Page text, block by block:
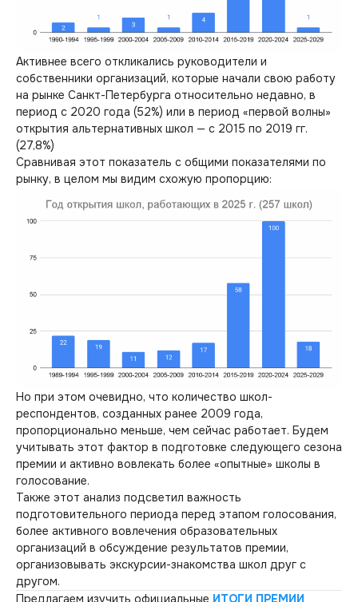
Активнее всего откликались руководители и
собственники организаций, которые начали свою работу
на рынке Санкт-Петербурга относительно недавно, в
период с 2020 года (52%) или в период «первой волны»
открытия альтернативных школ — с 2015 по 2019 гг.
(27,8%)
Сравнивая этот показатель с общими показателями по
рынку, в целом мы видим схожую пропорцию:
Но при этом очевидно, что количество школ-
респондентов, созданных ранее 2009 года,
пропорционально меньше, чем сейчас работает. Будем
учитывать этот фактор в подготовке следующего сезона
премии и активно вовлекать более «опытные» школы в
голосование.
Также этот анализ подсветил важность
подготовительного периода перед этапом голосования,
более активного вовлечения образовательных
организаций в обсуждение результатов премии,
организовывать экскурсии-знакомства школ друг с
другом.
Предлагаем изучить официальные ИТОГИ ПРЕМИИ